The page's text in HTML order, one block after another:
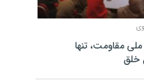
مقاومت، تنها
خلق